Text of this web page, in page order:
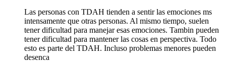
Las personas con TDAH tienden a sentir las emociones ms
intensamente que otras personas. Al mismo tiempo, suelen
tener dificultad para manejar esas emociones. Tambin pueden
tener dificultad para mantener las cosas en perspectiva. Todo
esto es parte del TDAH. Incluso problemas menores pueden
desenca